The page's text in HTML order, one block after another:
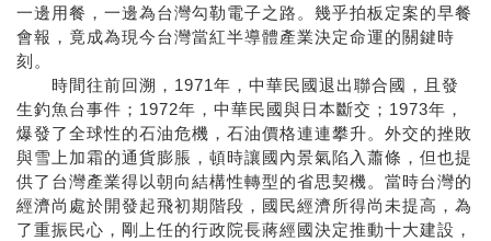
一邊用餐，一邊為台灣勾勒電子之路。幾乎拍板定案的早餐
會報，竟成為現今台灣當紅半導體產業決定命運的關鍵時
刻。
時間往前回溯，1971年，中華民國退出聯合國，且發
生釣魚台事件；1972年，中華民國與日本斷交；1973年，
爆發了全球性的石油危機，石油價格連連攀升。外交的挫敗
與雪上加霜的通貨膨脹，頓時讓國內景氣陷入蕭條，但也提
供了台灣產業得以朝向結構性轉型的省思契機。當時台灣的
經濟尚處於開發起飛初期階段，國民經濟所得尚未提高，為
了重振民心，剛上任的行政院長蔣經國決定推動十大建設，